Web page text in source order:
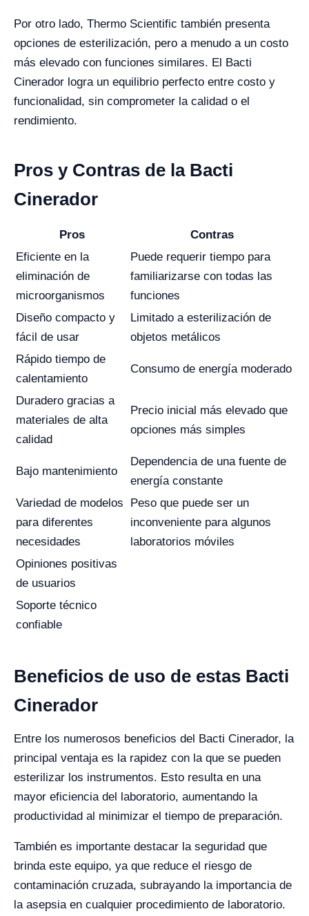
Por otro lado, Thermo Scientific también presenta
opciones de esterilización, pero a menudo a un costo
más elevado con funciones similares. El Bacti
Cinerador logra un equilibrio perfecto entre costo y
funcionalidad, sin comprometer la calidad o el
rendimiento.
Pros y Contras de la Bacti
Cinerador
Pros
Contras
Eficiente en la
eliminación de
microorganismos
Puede requerir tiempo para
familiarizarse con todas las
funciones
Diseño compacto y
fácil de usar
Limitado a esterilización de
objetos metálicos
Rápido tiempo de
calentamiento
Consumo de energía moderado
Duradero gracias a
materiales de alta
calidad
Precio inicial más elevado que
opciones más simples
Bajo mantenimiento
Dependencia de una fuente de
energía constante
Variedad de modelos
para diferentes
necesidades
Peso que puede ser un
inconveniente para algunos
laboratorios móviles
Opiniones positivas
de usuarios
Soporte técnico
confiable
Beneficios de uso de estas Bacti
Cinerador
Entre los numerosos beneficios del Bacti Cinerador, la
principal ventaja es la rapidez con la que se pueden
esterilizar los instrumentos. Esto resulta en una
mayor eficiencia del laboratorio, aumentando la
productividad al minimizar el tiempo de preparación.
También es importante destacar la seguridad que
brinda este equipo, ya que reduce el riesgo de
contaminación cruzada, subrayando la importancia de
la asepsia en cualquier procedimiento de laboratorio.